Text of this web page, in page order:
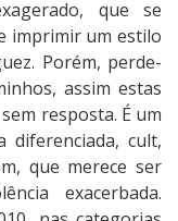
que se
imprimir um estilo
Porém, perde-
assim estas
resposta. É um
diferenciada, cult,
que merece ser
exacerbada.